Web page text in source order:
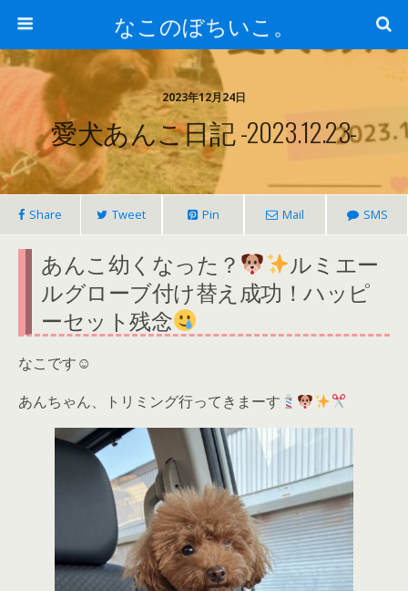
なこのぼちいこ。
2023年12月24日
愛犬あんこ日記 -2023.12.23-
Share Tweet Pin Mail SMS
あんこ幼くなった？
ルミエー
ルグローブ付け替え成功！ハッピ
ーセット残念
なこです☺
あんちゃん、トリミング行ってきまーす